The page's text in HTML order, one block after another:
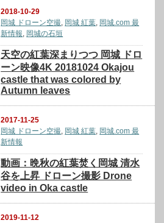
2018-10-29
岡城 ドローン空撮 岡城 紅葉 岡城.com 最
新情報 岡城の石垣
天空の紅葉深まりつつ 岡城 ドロ
ーン映像4K 20181024 Okajou
castle that was colored by
Autumn leaves
2017-11-25
岡城 ドローン空撮 岡城 紅葉 岡城.com 最
新情報
動画：晩秋の紅葉焚く岡城 清水
谷を上昇 ドローン撮影 Drone
video in Oka castle
2019-11-12